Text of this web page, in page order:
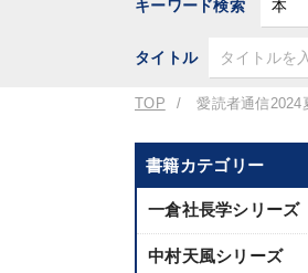
キーワード検索
タイトル
TOP 愛読者通信2024
書籍カテゴリー
一倉社長学シリーズ
中村天風シリーズ